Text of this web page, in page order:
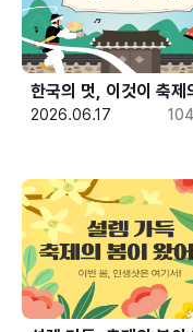
한국의 멋, 이것이 축제
2026.06.17